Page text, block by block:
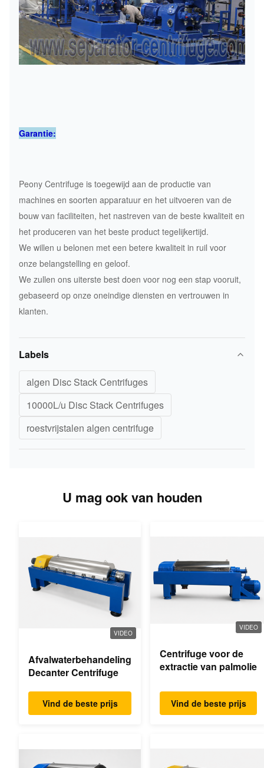
Garantie:
Peony Centrifuge is toegewijd aan de productie van
machines en soorten apparatuur en het uitvoeren van de
bouw van faciliteiten, het nastreven van de beste kwaliteit en
het produceren van het beste product tegelijkertijd.
We willen u belonen met een betere kwaliteit in ruil voor
onze belangstelling en geloof.
We zullen ons uiterste best doen voor nog een stap vooruit,
gebaseerd op onze oneindige diensten en vertrouwen in
klanten.
Labels
algen Disc Stack Centrifuges
10000L/u Disc Stack Centrifuges
roestvrijstalen algen centrifuge
U mag ook van houden
VIDEO
Afvalwaterbehandeling
Decanter Centrifuge
Vind de beste prijs
VIDEO
Centrifuge voor de
extractie van palmolie
Vind de beste prijs